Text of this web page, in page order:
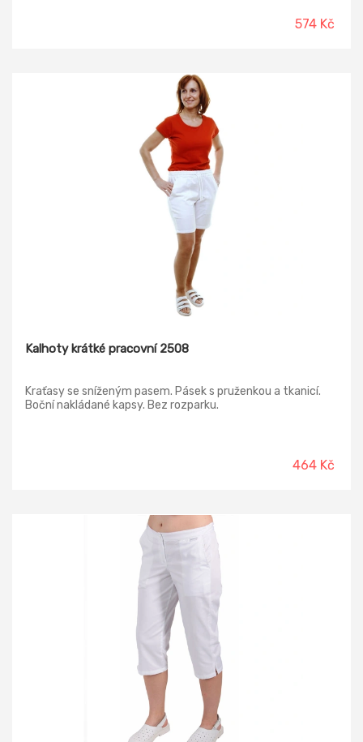
574 Kč
Kalhoty krátké pracovní 2508
Kraťasy se sníženým pasem. Pásek s pruženkou a tkanicí.
Boční nakládané kapsy. Bez rozparku.
464 Kč